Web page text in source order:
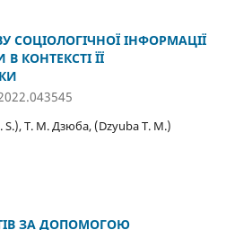
СОЦІОЛОГІЧНОЇ ІНФОРМАЦІЇ
КОНТЕКСТІ ЇЇ
Т. М. Дзюба, (Dzyuba T. M.)
ЗА ДОПОМОГОЮ